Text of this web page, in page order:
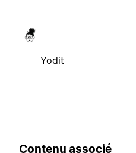
Yodit
Contenu associé